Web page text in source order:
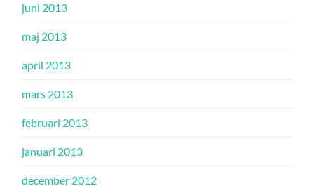
juni 2013
maj 2013
april 2013
mars 2013
februari 2013
januari 2013
december 2012